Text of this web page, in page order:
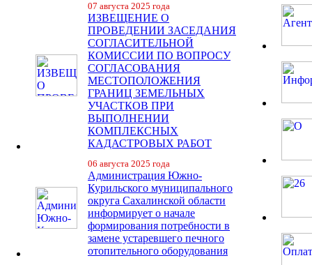
07 августа 2025 года
ИЗВЕЩЕНИЕ О
ПРОВЕДЕНИИ ЗАСЕДАНИЯ
СОГЛАСИТЕЛЬНОЙ
КОМИССИИ ПО ВОПРОСУ
СОГЛАСОВАНИЯ
МЕСТОПОЛОЖЕНИЯ
ГРАНИЦ ЗЕМЕЛЬНЫХ
УЧАСТКОВ ПРИ
ВЫПОЛНЕНИИ
КОМПЛЕКСНЫХ
КАДАСТРОВЫХ РАБОТ
06 августа 2025 года
Администрация Южно-
Курильского муниципального
округа Сахалинской области
информирует о начале
формирования потребности в
замене устаревшего печного
отопительного оборудования